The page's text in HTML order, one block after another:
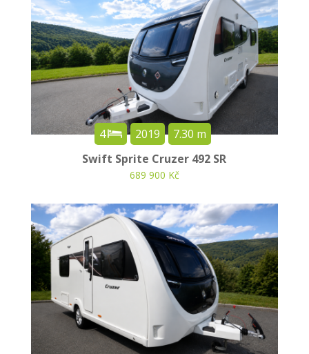
4 2019
7.30 m
Swift Sprite Cruzer 492 SR
689 900 Kč